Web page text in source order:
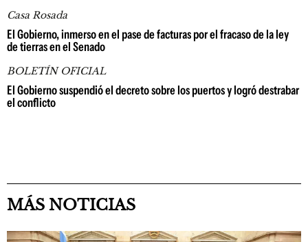
Casa Rosada
El Gobierno, inmerso en el pase de facturas por el fracaso de la ley
de tierras en el Senado
BOLETÍN OFICIAL
El Gobierno suspendió el decreto sobre los puertos y logró destrabar
el conflicto
MÁS NOTICIAS